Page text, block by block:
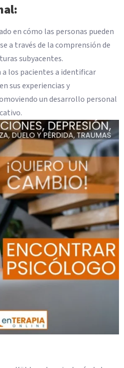
en cómo las personas pueden
a través de la comprensión de
subyacentes.
a los pacientes a identificar
sus experiencias y
un desarrollo personal